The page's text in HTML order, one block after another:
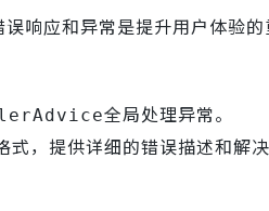
误响应和异常是提升用户体验
全局处理异常。
式，提供详细的错误描述和解决